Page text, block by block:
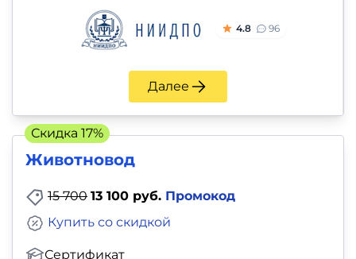
4.8 96
Далее
Животновод
15 700 13 100 руб. Промокод
Сертификат
Купить со скидкой
Скидка 17%